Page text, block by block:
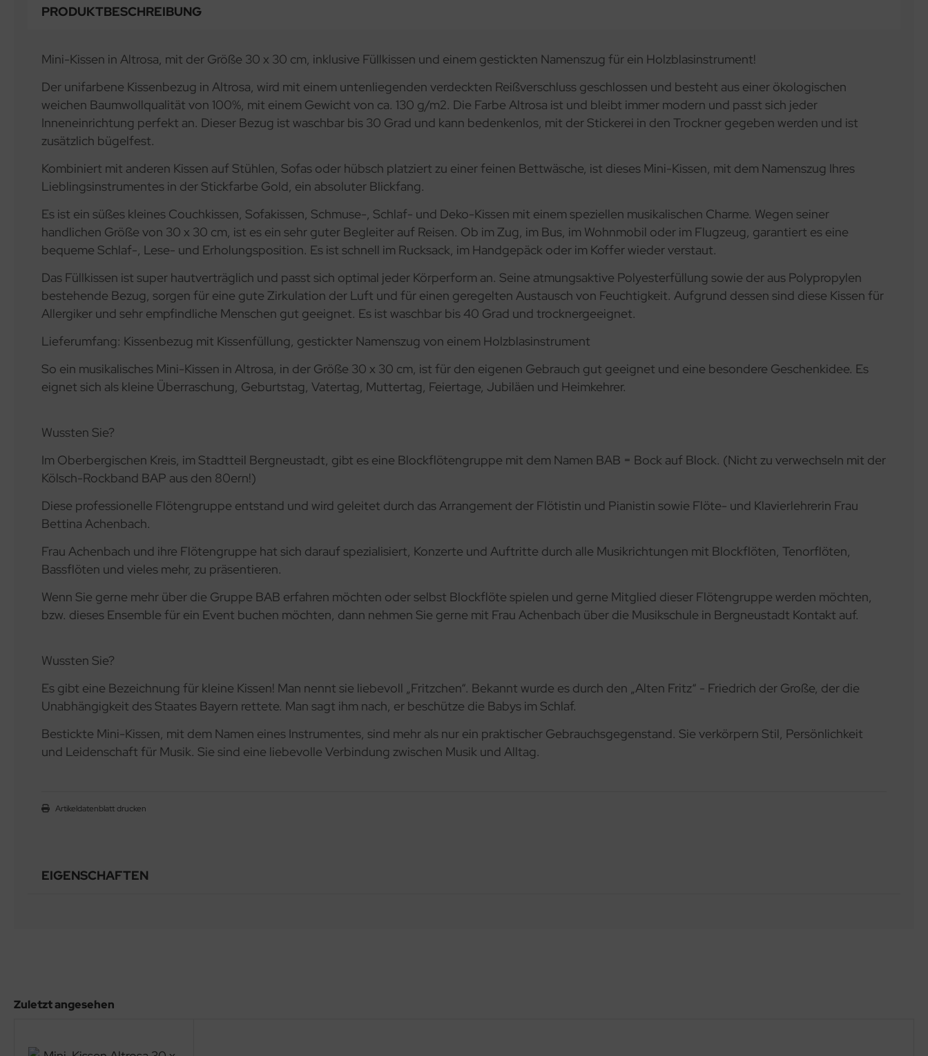
PRODUKTBESCHREIBUNG
Mini-Kissen in Altrosa, mit der Größe 30 x 30 cm, inklusive Füllkissen und einem gestickten Namenszug für ein Holzblasinstrument!
Der unifarbene Kissenbezug in Altrosa, wird mit einem untenliegenden verdeckten Reißverschluss geschlossen und besteht aus einer ökologischen
weichen Baumwollqualität von 100%, mit einem Gewicht von ca. 130 g/m2. Die Farbe Altrosa ist und bleibt immer modern und passt sich jeder
Inneneinrichtung perfekt an. Dieser Bezug ist waschbar bis 30 Grad und kann bedenkenlos, mit der Stickerei in den Trockner gegeben werden und ist
zusätzlich bügelfest.
Kombiniert mit anderen Kissen auf Stühlen, Sofas oder hübsch platziert zu einer feinen Bettwäsche, ist dieses Mini-Kissen, mit dem Namenszug Ihres
Lieblingsinstrumentes in der Stickfarbe Gold, ein absoluter Blickfang.
Es ist ein süßes kleines Couchkissen, Sofakissen, Schmuse-, Schlaf- und Deko-Kissen mit einem speziellen musikalischen Charme. Wegen seiner
handlichen Größe von 30 x 30 cm, ist es ein sehr guter Begleiter auf Reisen. Ob im Zug, im Bus, im Wohnmobil oder im Flugzeug, garantiert es eine
bequeme Schlaf-, Lese- und Erholungsposition. Es ist schnell im Rucksack, im Handgepäck oder im Koffer wieder verstaut.
Das Füllkissen ist super hautverträglich und passt sich optimal jeder Körperform an. Seine atmungsaktive Polyesterfüllung sowie der aus Polypropylen
bestehende Bezug, sorgen für eine gute Zirkulation der Luft und für einen geregelten Austausch von Feuchtigkeit. Aufgrund dessen sind diese Kissen für
Allergiker und sehr empfindliche Menschen gut geeignet. Es ist waschbar bis 40 Grad und trocknergeeignet.
Lieferumfang: Kissenbezug mit Kissenfüllung, gestickter Namenszug von einem Holzblasinstrument
So ein musikalisches Mini-Kissen in Altrosa, in der Größe 30 x 30 cm, ist für den eigenen Gebrauch gut geeignet und eine besondere Geschenkidee. Es
eignet sich als kleine Überraschung, Geburtstag, Vatertag, Muttertag, Feiertage, Jubiläen und Heimkehrer.
Wussten Sie?
Im Oberbergischen Kreis, im Stadtteil Bergneustadt, gibt es eine Blockflötengruppe mit dem Namen BAB = Bock auf Block. (Nicht zu verwechseln mit der
Kölsch-Rockband BAP aus den 80ern!)
Diese professionelle Flötengruppe entstand und wird geleitet durch das Arrangement der Flötistin und Pianistin sowie Flöte- und Klavierlehrerin Frau
Bettina Achenbach.
Frau Achenbach und ihre Flötengruppe hat sich darauf spezialisiert, Konzerte und Auftritte durch alle Musikrichtungen mit Blockflöten, Tenorflöten,
Bassflöten und vieles mehr, zu präsentieren.
Wenn Sie gerne mehr über die Gruppe BAB erfahren möchten oder selbst Blockflöte spielen und gerne Mitglied dieser Flötengruppe werden möchten,
bzw. dieses Ensemble für ein Event buchen möchten, dann nehmen Sie gerne mit Frau Achenbach über die Musikschule in Bergneustadt Kontakt auf.
Wussten Sie?
Es gibt eine Bezeichnung für kleine Kissen! Man nennt sie liebevoll „Fritzchen“. Bekannt wurde es durch den „Alten Fritz“ - Friedrich der Große, der die
Unabhängigkeit des Staates Bayern rettete. Man sagt ihm nach, er beschütze die Babys im Schlaf.
Bestickte Mini-Kissen, mit dem Namen eines Instrumentes, sind mehr als nur ein praktischer Gebrauchsgegenstand. Sie verkörpern Stil, Persönlichkeit
und Leidenschaft für Musik. Sie sind eine liebevolle Verbindung zwischen Musik und Alltag.
Artikeldatenblatt drucken
EIGENSCHAFTEN
Zuletzt angesehen